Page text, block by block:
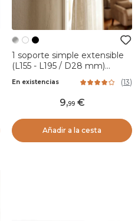
1 soporte simple extensible
(L155 - L195 / D28 mm)
En existencias (13)
9,99
Añadir a la cesta